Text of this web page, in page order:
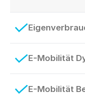
E-Mobilität
E-Mobilität